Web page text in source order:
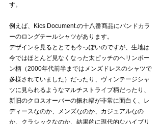
す。
例えば、Kics Document.の十八番商品にバンドカラ
ーのロングテールシャツがあります。
デザインを見るととても今っぽいのですが、生地は
今ではほとんど見なくなった太ピッチのヘリンボー
ン柄（2000年代前半まではメンズドレスのシャツで
多様されていました）だったり、ヴィンテージシャ
ツに見られるようなマルチストライプ柄だったり、
新旧のクロスオーバーの振れ幅が非常に面白く、レ
ディースなのか、メンズなのか、カジュアルなの
か、クラシックなのか、結果的に現代的なハイブリ